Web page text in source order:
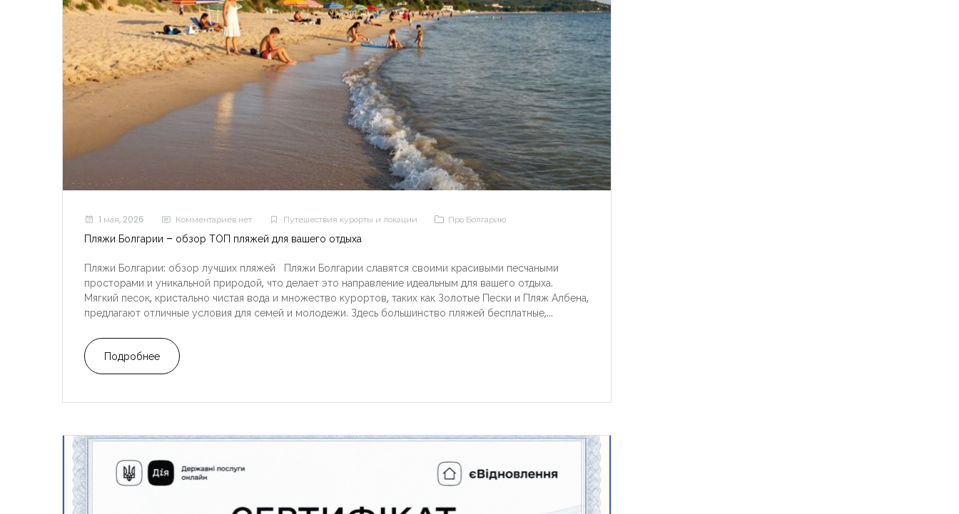
1 мая, 2026 Комментариев нет Путешествия курорты и локации Про Болгарию
Пляжи Болгарии – обзор ТОП пляжей для вашего отдыха
Пляжи Болгарии: обзор лучших пляжей Пляжи Болгарии славятся своими красивыми песчаными
просторами и уникальной природой, что делает это направление идеальным для вашего отдыха.
Мягкий песок, кристально чистая вода и множество курортов, таких как Золотые Пески и Пляж Албена,
предлагают отличные условия для семей и молодежи. Здесь большинство пляжей бесплатные,...
Подробнее
Войти